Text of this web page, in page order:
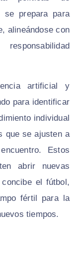
se prepara para
alineándose con
artificial y
para identificar
individual
que se ajusten a
Estos
abrir nuevas
el fútbol,
fértil para la
tiempos.